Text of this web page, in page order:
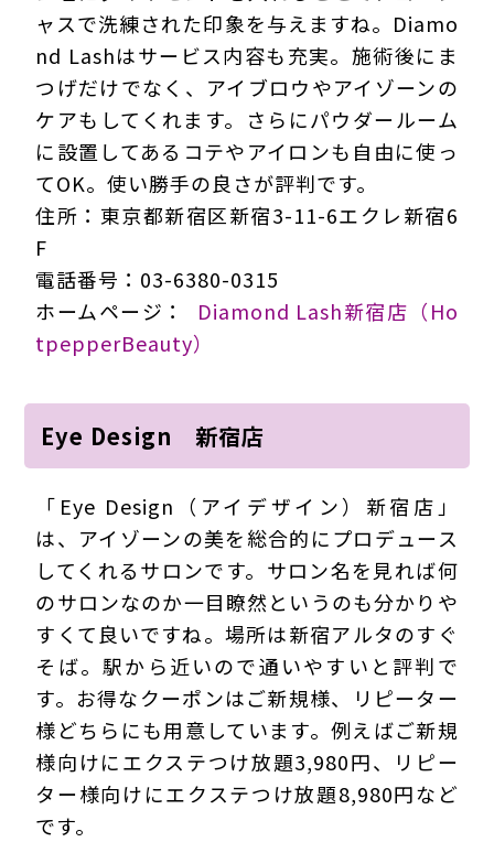
ャスで洗練された印象を与えますね。Diamo
nd Lashはサービス内容も充実。施術後にま
つげだけでなく、アイブロウやアイゾーンの
ケアもしてくれます。さらにパウダールーム
に設置してあるコテやアイロンも自由に使っ
てOK。使い勝手の良さが評判です。
住所：東京都新宿区新宿3-11-6エクレ新宿6
F
電話番号：03-6380-0315
ホームページ：
Diamond Lash新宿店（Ho
tpepperBeauty）
Eye Design 新宿店
「Eye Design（アイデザイン）新宿店」
は、アイゾーンの美を総合的にプロデュース
してくれるサロンです。サロン名を見れば何
のサロンなのか一目瞭然というのも分かりや
すくて良いですね。場所は新宿アルタのすぐ
そば。駅から近いので通いやすいと評判で
す。お得なクーポンはご新規様、リピーター
様どちらにも用意しています。例えばご新規
様向けにエクステつけ放題3,980円、リピー
ター様向けにエクステつけ放題8,980円など
です。